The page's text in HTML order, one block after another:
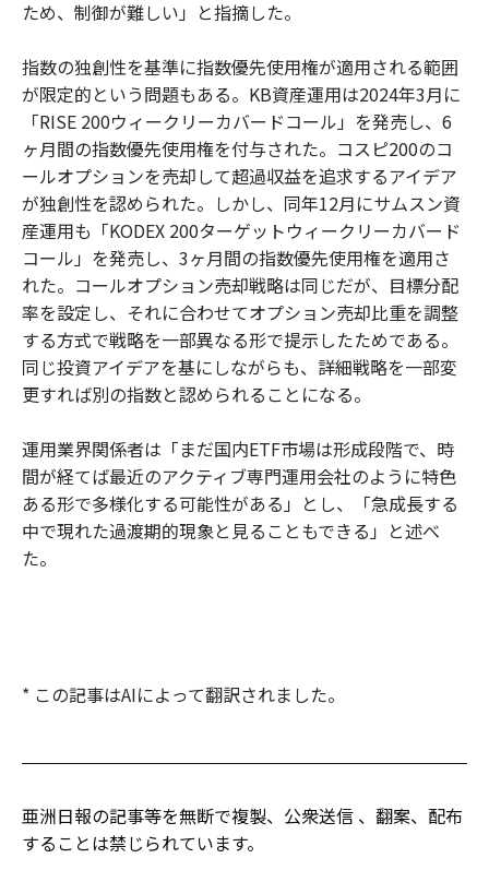
ため、制御が難しい」と指摘した。
指数の独創性を基準に指数優先使用権が適用される範囲
が限定的という問題もある。KB資産運用は2024年3月に
「RISE 200ウィークリーカバードコール」を発売し、6
ヶ月間の指数優先使用権を付与された。コスピ200のコ
ールオプションを売却して超過収益を追求するアイデア
が独創性を認められた。しかし、同年12月にサムスン資
産運用も「KODEX 200ターゲットウィークリーカバード
コール」を発売し、3ヶ月間の指数優先使用権を適用さ
れた。コールオプション売却戦略は同じだが、目標分配
率を設定し、それに合わせてオプション売却比重を調整
する方式で戦略を一部異なる形で提示したためである。
同じ投資アイデアを基にしながらも、詳細戦略を一部変
更すれば別の指数と認められることになる。
運用業界関係者は「まだ国内ETF市場は形成段階で、時
間が経てば最近のアクティブ専門運用会社のように特色
ある形で多様化する可能性がある」とし、「急成長する
中で現れた過渡期的現象と見ることもできる」と述べ
た。
* この記事はAIによって翻訳されました。
亜洲日報の記事等を無断で複製、公衆送信 、翻案、配布
することは禁じられています。